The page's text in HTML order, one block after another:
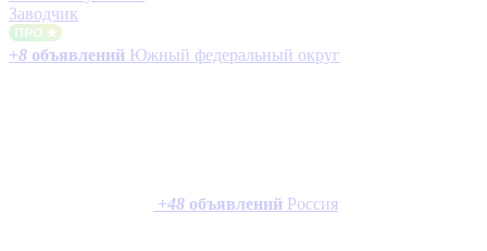
Заводчик
+8 объявлений Южный федеральный округ
+48 объявлений Россия